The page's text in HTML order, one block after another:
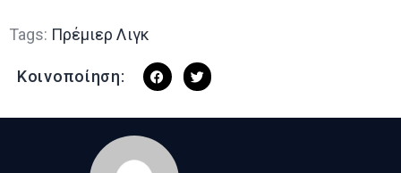
Tags: Πρέμιερ Λιγκ
Κοινοποίηση: